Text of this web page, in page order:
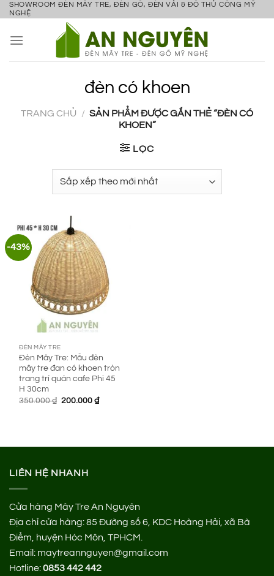
Bỏ
nội
SHOWROOM ĐÈN MÂY TRE, ĐÈN GỖ, ĐÈN VẢI & ĐỒ THỦ CÔNG MỸ
NGHỆ
đèn có khoen
TRANG CHỦ / SẢN PHẨM ĐƯỢC GẮN THẺ “ĐÈN CÓ
KHOEN”
LỌC
-43%
ĐÈN MÂY TRE
Đèn Mây Tre: Mẫu đèn
mây tre đan có khoen tròn
trang trí quán cafe Phi 45
H 30cm
350.000₫ Giá
200.000₫Giá
LIÊN HỆ NHANH
Cửa hàng Mây Tre An Nguyên
Địa chỉ cửa hàng:85 Đường số 6, KDC Hoàng Hải, xã Bà
Điểm, huyện Hóc Môn, TPHCM.
Email: maytreannguyen@gmail.com
Hotline:0853 442 442